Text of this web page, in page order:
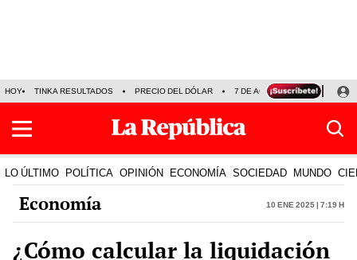
HOY TINKA RESULTADOS PRECIO DEL DÓLAR 7 DE AGOSTO OLLANTA
LO ÚLTIMO POLÍTICA OPINIÓN ECONOMÍA SOCIEDAD MUNDO
Economía 10 Ene 2025 | 7:19 h
¿Cómo calcular la liquidación